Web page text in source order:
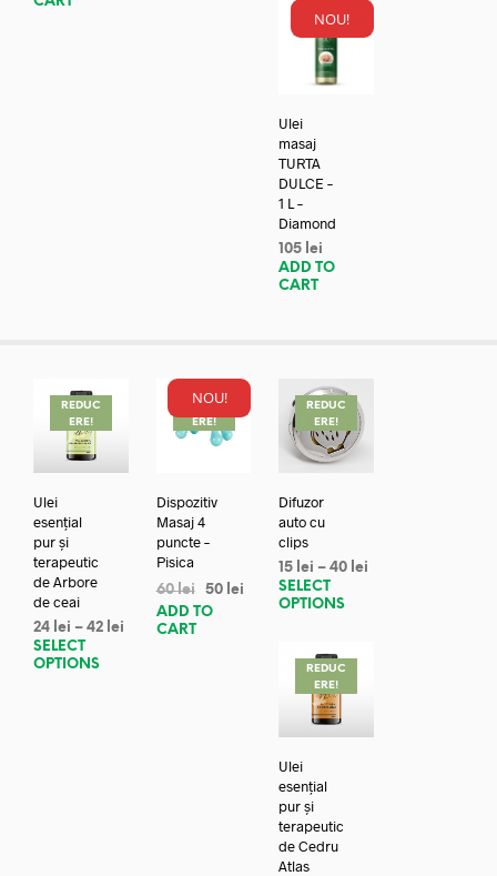
NOU!
Ulei
masaj
TURTA
DULCE –
1 L –
Diamond
105 lei
ADD TO
CART
REDUC
ERE!
Ulei
esențial
pur și
terapeutic
de Arbore
de ceai
24 lei – 42 lei
SELECT
OPTIONS
NOU!
REDUC
ERE!
Dispozitiv
Masaj 4
puncte –
Pisica
60lei 50 lei
ADD TO
CART
REDUC
ERE!
Difuzor
auto cu
clips
15 lei –40 lei
SELECT
OPTIONS
REDUC
ERE!
Ulei
esențial
pur și
terapeutic
de Cedru
Atlas